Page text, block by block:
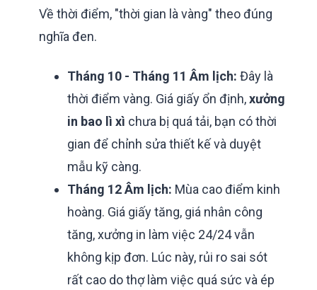
Về thời điểm, "thời gian là vàng" theo đúng
nghĩa đen.
Tháng 10 - Tháng 11 Âm lịch: Đây là
thời điểm vàng. Giá giấy ổn định,xưởng
in bao lì xì chưa bị quá tải, bạn có thời
gian để chỉnh sửa thiết kế và duyệt
mẫu kỹ càng.
Tháng 12 Âm lịch: Mùa cao điểm kinh
hoàng. Giá giấy tăng, giá nhân công
tăng, xưởng in làm việc 24/24 vẫn
không kịp đơn. Lúc này, rủi ro sai sót
rất cao do thợ làm việc quá sức và ép